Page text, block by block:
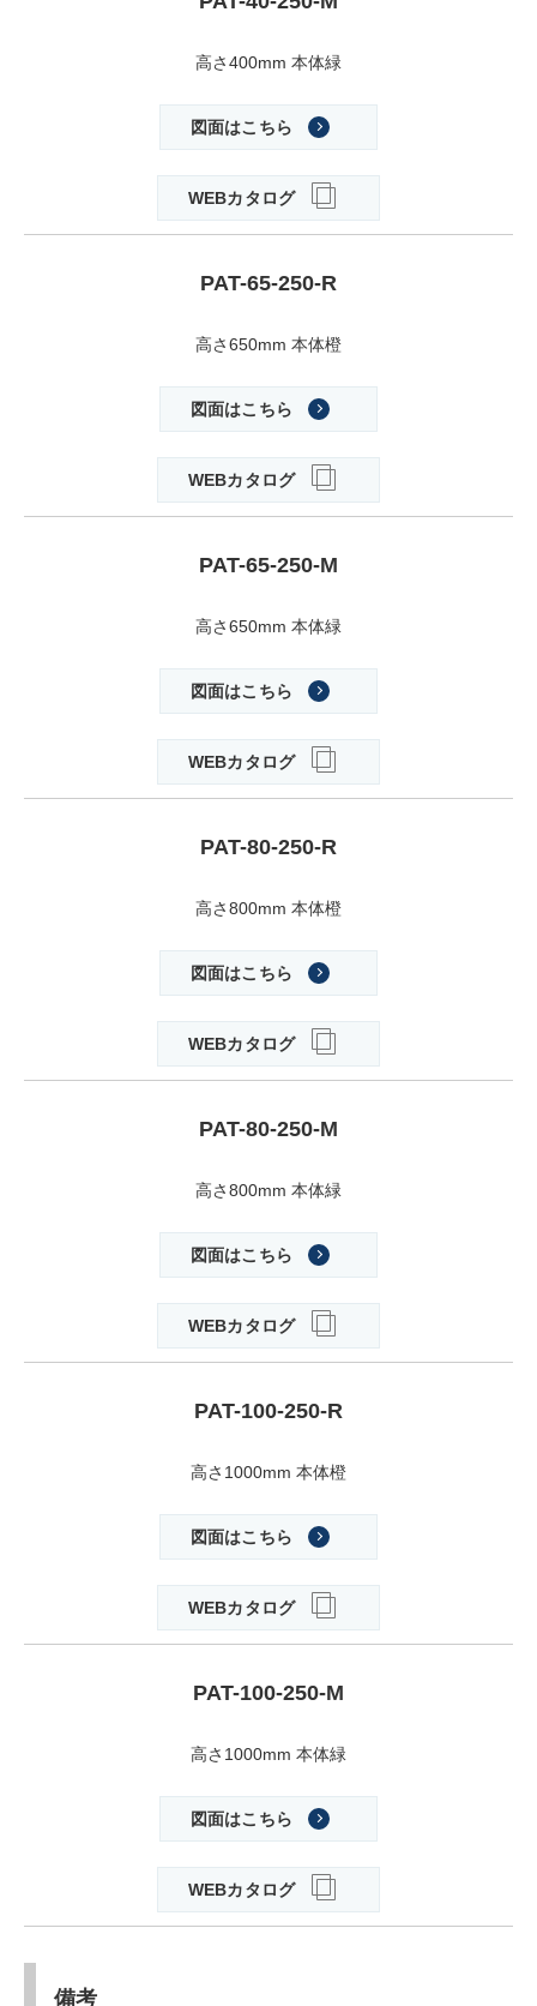
高さ400mm 本体緑
図面はこちら
WEBカタログ
PAT-65-250-R
高さ650mm 本体橙
図面はこちら
WEBカタログ
PAT-65-250-M
高さ650mm 本体緑
図面はこちら
WEBカタログ
PAT-80-250-R
高さ800mm 本体橙
図面はこちら
WEBカタログ
PAT-80-250-M
高さ800mm 本体緑
図面はこちら
WEBカタログ
PAT-100-250-R
高さ1000mm 本体橙
図面はこちら
WEBカタログ
PAT-100-250-M
高さ1000mm 本体緑
図面はこちら
WEBカタログ
備考